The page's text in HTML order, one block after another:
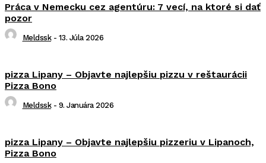
Práca v Nemecku cez agentúru: 7 vecí, na ktoré si dať
pozor
Meldssk - 13. Júla 2026
pizza Lipany – Objavte najlepšiu pizzu v reštaurácii
Pizza Bono
Meldssk - 9. Januára 2026
pizza Lipany – Objavte najlepšiu pizzeriu v Lipanoch,
Pizza Bono